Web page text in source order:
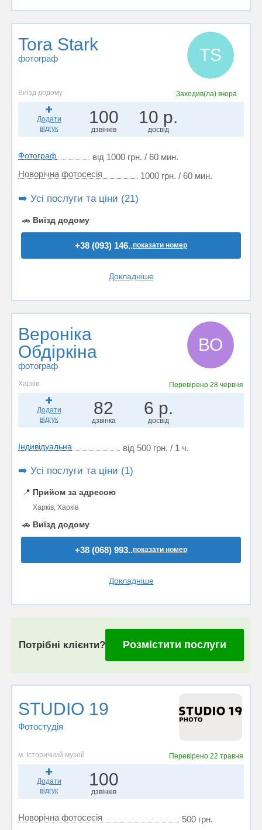
Tora Stark
фотограф TS
Виїзд додому Заходив(ла) вчора
Додати
відгук
100
дзвінків
10 р.
досвід
Фотограф
від 1000 грн. / 60 мин.
Новорічна фотосесія
1000 грн. / 60 мин.
➡️ Усі послуги та ціни (21)
🚗 Виїзд додому
+38 (093) 146..показати номер
Докладніше
Вероніка
Обдiркiна
фотограф
ВО
Харків Перевірено28 червня
Додати
відгук
82
дзвінка
6 р.
досвід
Індивідуальна від 500 грн. / 1 ч.
➡️ Усі послуги та ціни (1)
📍 Прийом за адресою
Харків, Харків
🚗 Виїзд додому
+38 (068) 993..показати номер
Докладніше
Потрібні клієнти? Розмістити послуги
STUDIO 19
Фотостудiя
м. Історичний музей Перевірено22 травня
Додати
відгук
100
дзвінків
Новорічна фотосесія 500 грн.